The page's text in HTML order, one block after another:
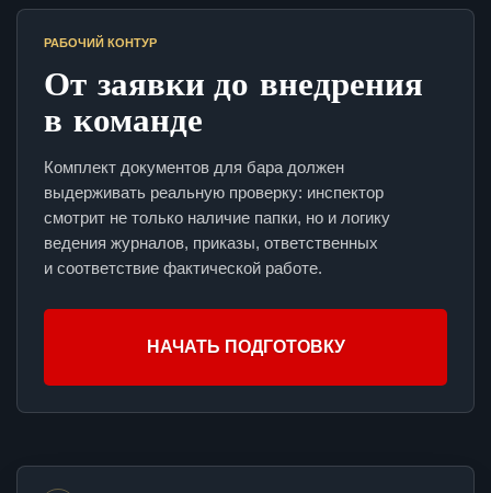
РАБОЧИЙ КОНТУР
От заявки до внедрения
в команде
Комплект документов для бара должен
выдерживать реальную проверку: инспектор
смотрит не только наличие папки, но и логику
ведения журналов, приказы, ответственных
и соответствие фактической работе.
НАЧАТЬ ПОДГОТОВКУ